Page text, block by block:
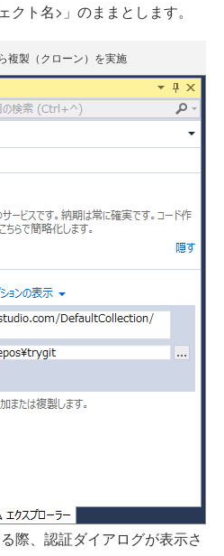
クト名>」のままとします。
複製（クローン）を実施
際、認証ダイアログが表示さ